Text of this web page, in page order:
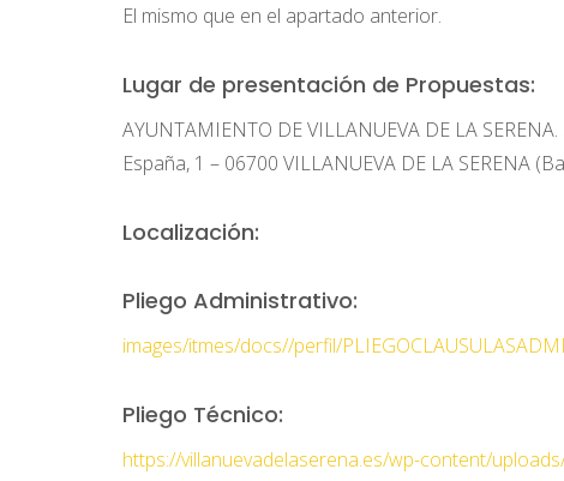
El mismo que en el apartado anterior.
Lugar de presentación de Propuestas:
AYUNTAMIENTO DE VILLANUEVA DE LA
España, 1 – 06700 VILLANUEVA DE LA SERENA
Localización:
Pliego Administrativo:
images/itmes/docs//perfil/
Pliego Técnico:
https://villanuevadelaserena.es/wp-content/